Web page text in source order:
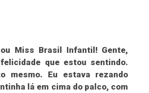
Miss Brasil Infantil! Gente,
que estou sentindo.
mesmo. Eu estava rezando
lá em cima do palco, com